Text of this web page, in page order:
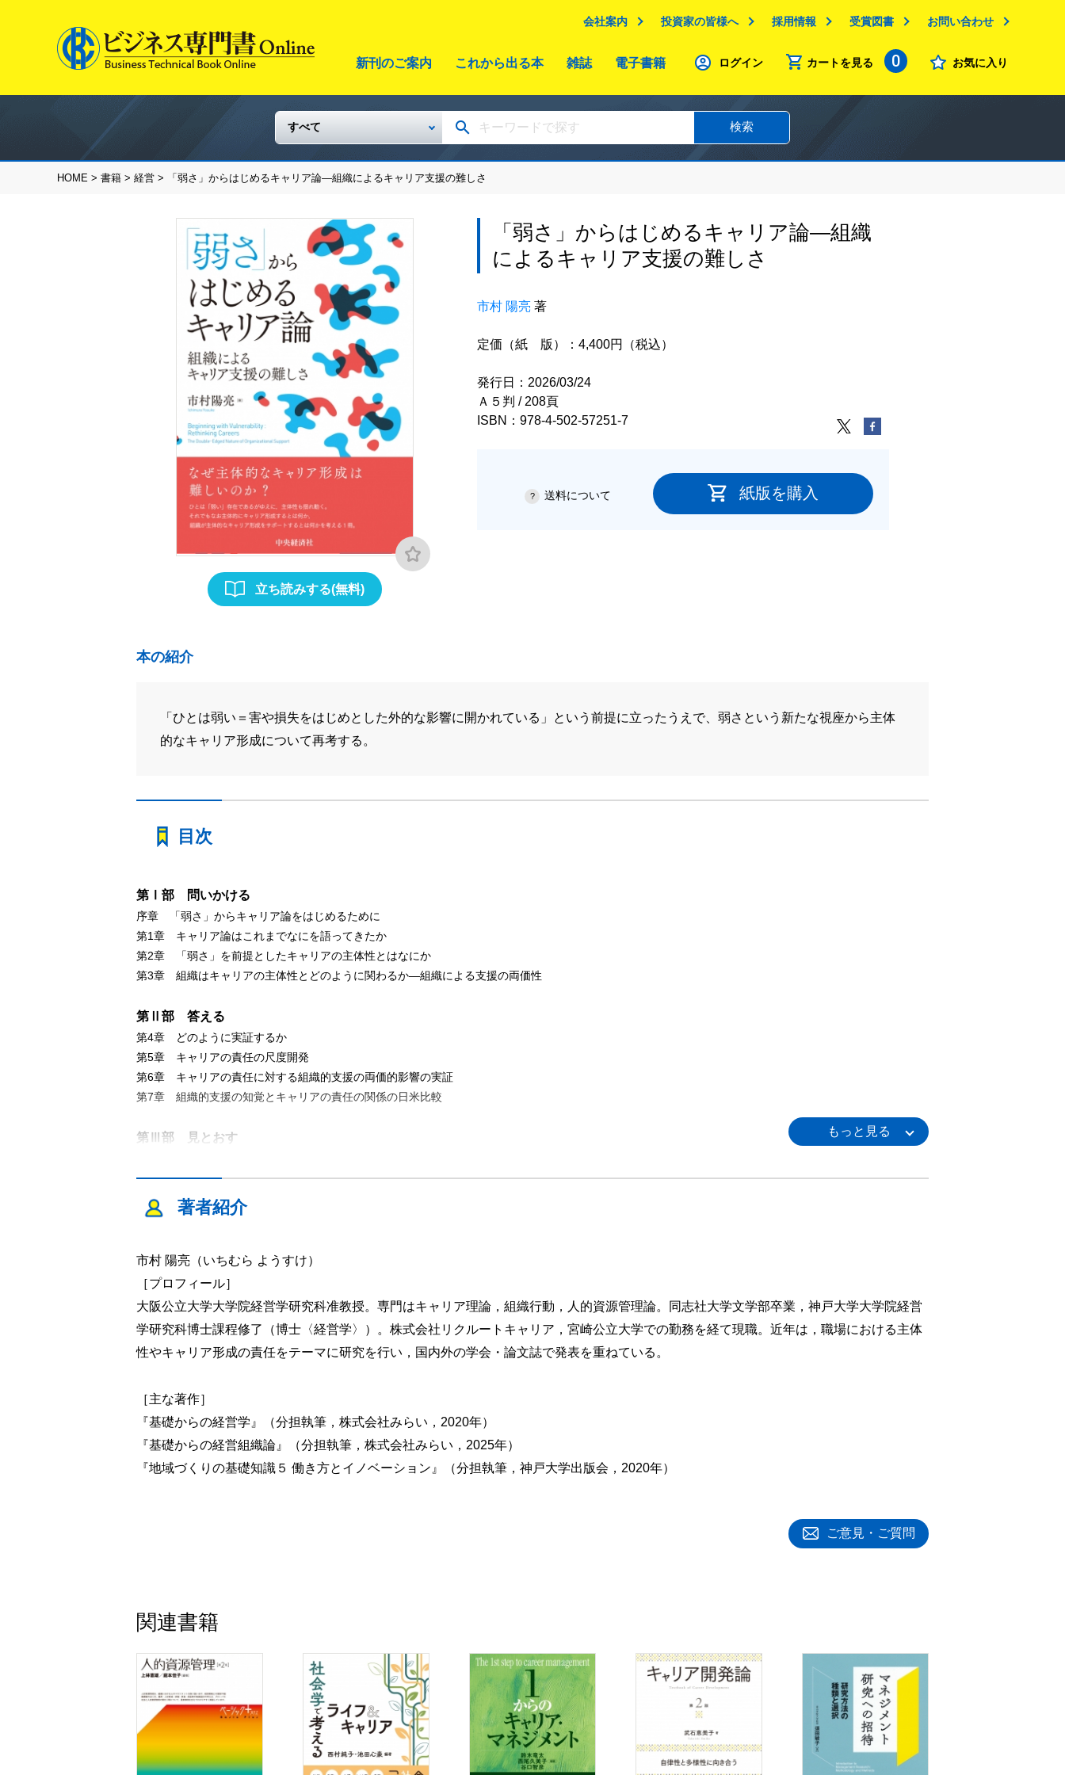
会社案内 投資家の皆様へ 採用情報 受賞図書 お問い合わせ
新刊のご案内 これから出る本 雑誌 電子書籍 ログイン カートを見る 0 お気に入り
検索
HOME > 書籍 > 経営 > 「弱さ」からはじめるキャリア論―組織によるキャリア支援の難しさ
立ち読みする(無料)
「弱さ」からはじめるキャリア論―組織
によるキャリア支援の難しさ
市村 陽亮 著
定価（紙 版）：4,400円（税込）
発行日：2026/03/24
Ａ５判 / 208頁
ISBN：978-4-502-57251-7
紙版を購入
送料について
本の紹介
「ひとは弱い＝害や損失をはじめとした外的な影響に開かれている」という前提に立ったうえで、弱さという新たな視座から主体
的なキャリア形成について再考する。
目次
第Ⅰ部 問いかける
序章 「弱さ」からキャリア論をはじめるために
第1章 キャリア論はこれまでなにを語ってきたか
第2章 「弱さ」を前提としたキャリアの主体性とはなにか
第3章 組織はキャリアの主体性とどのように関わるか―組織による支援の両価性
第Ⅱ部 答える
第4章 どのように実証するか
第5章 キャリアの責任の尺度開発
第6章 キャリアの責任に対する組織的支援の両価的影響の実証
第7章 組織的支援の知覚とキャリアの責任の関係の日米比較
第Ⅲ部 見とおす
終章 「弱さ」からはじまる新たな問い
著者紹介
市村 陽亮（いちむら ようすけ）
［プロフィール］
大阪公立大学大学院経営学研究科准教授。専門はキャリア理論，組織行動，人的資源管理論。同志社大学文学部卒業，神戸大学大学院経営
学研究科博士課程修了（博士〈経営学〉）。株式会社リクルートキャリア，宮崎公立大学での勤務を経て現職。近年は，職場における主体
性やキャリア形成の責任をテーマに研究を行い，国内外の学会・論文誌で発表を重ねている。
［主な著作］
『基礎からの経営学』（分担執筆，株式会社みらい，2020年）
『基礎からの経営組織論』（分担執筆，株式会社みらい，2025年）
『地域づくりの基礎知識５ 働き方とイノベーション』（分担執筆，神戸大学出版会，2020年）
ご意見・ご質問
関連書籍